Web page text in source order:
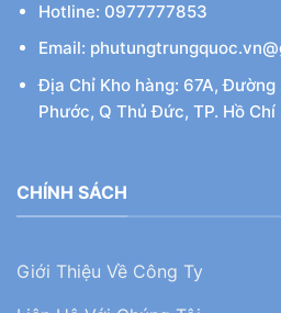
Hotline: 0977777853
Email:
Địa Chỉ Kho hàng: 67A, Đường
Phước, Q Thủ Đức, TP. Hồ Chí
CHÍNH SÁCH
Giới Thiệu Về Công Ty